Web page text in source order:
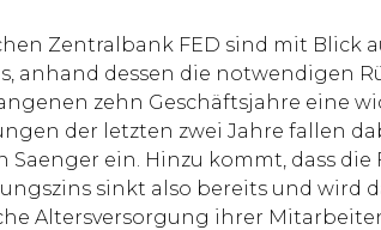
Zentralbank FED sind mit Blick
anhand dessen die notwendigen
zehn Geschäftsjahre eine
der letzten zwei Jahre fallen
ein. Hinzu kommt, dass
sinkt also bereits und wird
Altersversorgung ihrer